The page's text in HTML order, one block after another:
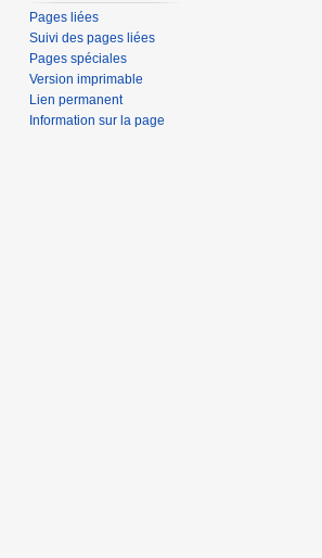
Pages liées
Suivi des pages liées
Pages spéciales
Version imprimable
Lien permanent
Information sur la page